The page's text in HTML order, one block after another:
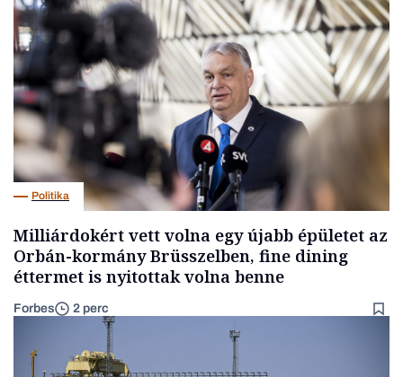
Politika
Milliárdokért vett volna egy újabb épületet az
Orbán-kormány Brüsszelben, fine dining
éttermet is nyitottak volna benne
Forbes 2 perc